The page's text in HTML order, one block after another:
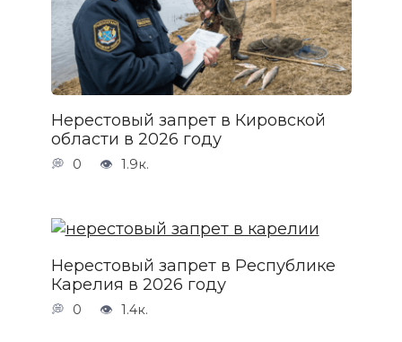
Нерестовый запрет в Кировской
области в 2026 году
0 1.9к.
Нерестовый запрет в Республике
Карелия в 2026 году
0 1.4к.